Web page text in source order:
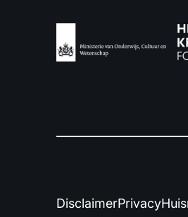
DisclaimerPrivacy